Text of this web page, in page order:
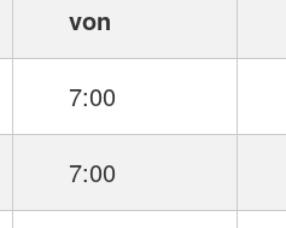
von
7:00
7:00